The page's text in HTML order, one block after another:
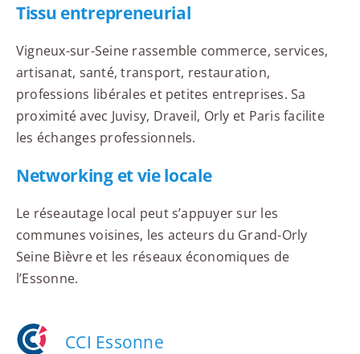
Tissu entrepreneurial
Vigneux-sur-Seine rassemble commerce, services,
artisanat, santé, transport, restauration,
professions libérales et petites entreprises. Sa
proximité avec Juvisy, Draveil, Orly et Paris facilite
les échanges professionnels.
Networking et vie locale
Le réseautage local peut s’appuyer sur les
communes voisines, les acteurs du Grand-Orly
Seine Bièvre et les réseaux économiques de
l’Essonne.
CCI Essonne